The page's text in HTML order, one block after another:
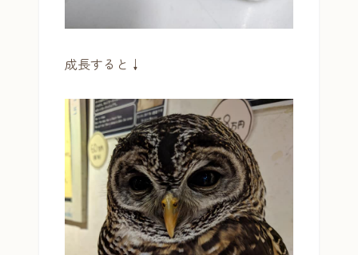
成長すると↓